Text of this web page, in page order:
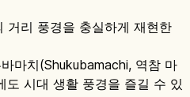
거리 풍경을 충실하게 재현한
마치(Shukubamachi, 역참 마
도 시대 생활 풍경을 즐길 수 있